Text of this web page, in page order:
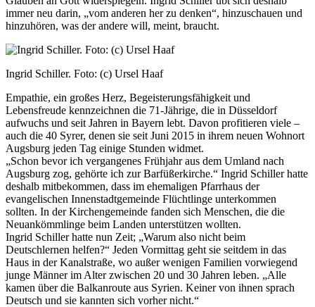
immer neu darin, „vom anderen her zu denken“, hinzuschauen und
hinzuhören, was der andere will, meint, braucht.
Ingrid Schiller. Foto: (c) Ursel Haaf
Empathie, ein großes Herz, Begeisterungsfähigkeit und
Lebensfreude kennzeichnen die 71-Jährige, die in Düsseldorf
aufwuchs und seit Jahren in Bayern lebt. Davon profitieren viele –
auch die 40 Syrer, denen sie seit Juni 2015 in ihrem neuen Wohnort
Augsburg jeden Tag einige Stunden widmet.
„Schon bevor ich vergangenes Frühjahr aus dem Umland nach
Augsburg zog, gehörte ich zur Barfüßerkirche.“ Ingrid Schiller hatte
deshalb mitbekommen, dass im ehemaligen Pfarrhaus der
evangelischen Innenstadtgemeinde Flüchtlinge unterkommen
sollten. In der Kirchengemeinde fanden sich Menschen, die die
Neuankömmlinge beim Landen unterstützen wollten.
Ingrid Schiller hatte nun Zeit; „Warum also nicht beim
Deutschlernen helfen?“ Jeden Vormittag geht sie seitdem in das
Haus in der Kanalstraße, wo außer wenigen Familien vorwiegend
junge Männer im Alter zwischen 20 und 30 Jahren leben. „Alle
kamen über die Balkanroute aus Syrien. Keiner von ihnen sprach
Deutsch und sie kannten sich vorher nicht.“